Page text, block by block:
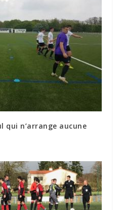
qui n’arrange aucune